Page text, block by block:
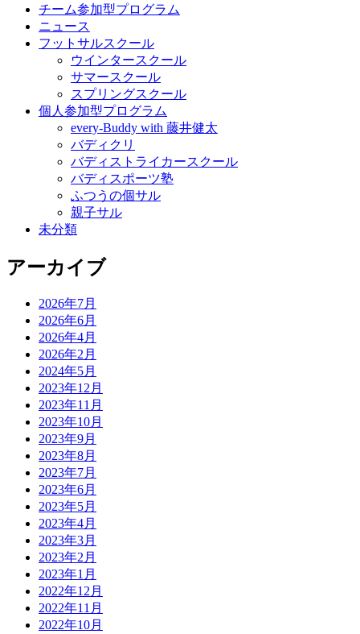
チーム参加型プログラム
ニュース
フットサルスクール
ウインタースクール
サマースクール
スプリングスクール
個人参加型プログラム
every-Buddy with 藤井健太
バディクリ
バディストライカースクール
バディスポーツ塾
ふつうの個サル
親子サル
未分類
アーカイブ
2026年7月
2026年6月
2026年4月
2026年2月
2024年5月
2023年12月
2023年11月
2023年10月
2023年9月
2023年8月
2023年7月
2023年6月
2023年5月
2023年4月
2023年3月
2023年2月
2023年1月
2022年12月
2022年11月
2022年10月